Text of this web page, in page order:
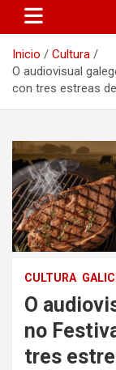
Inicio
Cultura
O audiovisual
con tres estreas
CULTURA
O
no
tres